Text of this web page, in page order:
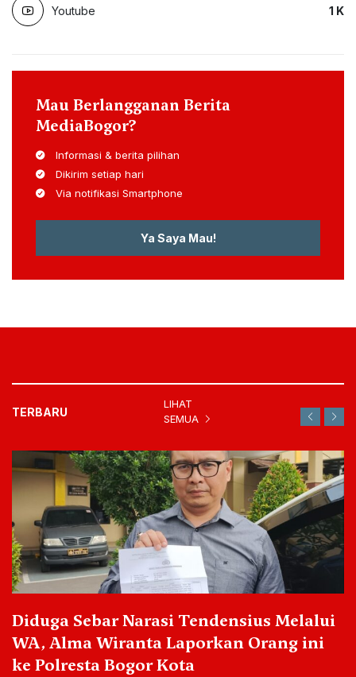
Youtube 1 K
Mau Berlangganan Berita
MediaBogor?
Informasi & berita pilihan
Dikirim setiap hari
Via notifikasi Smartphone
Ya Saya Mau!
TERBARU
LIHAT
SEMUA
Diduga Sebar Narasi Tendensius Melalui
WA, Alma Wiranta Laporkan Orang ini
ke Polresta Bogor Kota